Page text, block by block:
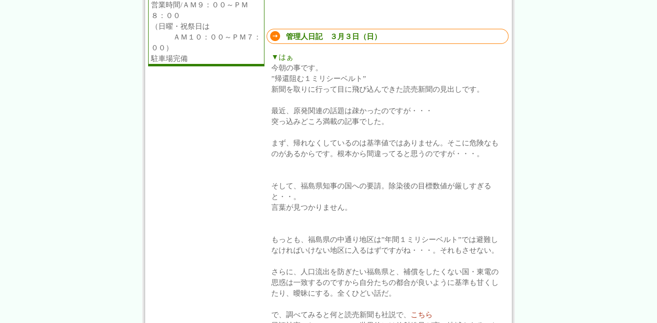
管理人日記 ３月３日（日）
▼はぁ
今朝の事です。
”帰還阻む１ミリシーベルト”
新聞を取りに行って目に飛び込んできた読売新聞の見出しです。
最近、原発関連の話題は疎かったのですが・・・
突っ込みどころ満載の記事でした。
まず、帰れなくしているのは基準値ではありません。そこに危険なも
のがあるからです。根本から間違ってると思うのですが・・・。
そして、福島県知事の国への要請。除染後の目標数値が厳しすぎる
と・・。
言葉が見つかりません。
もっとも、福島県の中通り地区は”年間１ミリシーベルト”では避難し
なければいけない地区に入るはずですがね・・・。それもさせない。
さらに、人口流出を防ぎたい福島県と、補償をしたくない国・東電の
思惑は一致するのですから自分たちの都合が良いように基準も甘くし
たり、曖昧にする。全くひどい話だ。
で、調べてみると何と読売新聞も社説で、
こちら
営業時間/ＡＭ９：００～ＰＭ
８：００
（日曜・祝祭日は
ＡＭ１０：００～ＰＭ７：
００）
駐車場完備